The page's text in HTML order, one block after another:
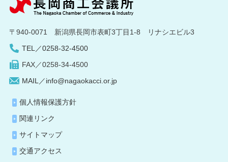
〒940-0071 新潟県長岡市表町3丁目1-8 リナシエビル3
TEL／0258-32-4500
FAX／0258-34-4500
MAIL／info@nagaokacci.or.jp
個人情報保護方針
関連リンク
サイトマップ
交通アクセス